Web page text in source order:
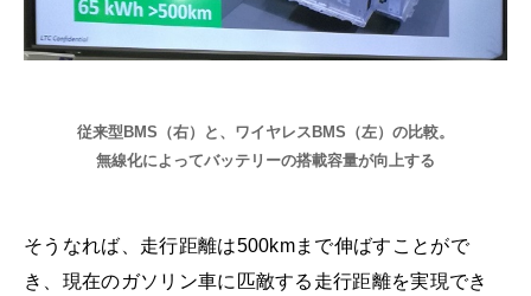
従来型BMS（右）と、ワイヤレスBMS（左）の比較。
無線化によってバッテリーの搭載容量が向上する
そうなれば、走行距離は500kmまで伸ばすことがで
き、現在のガソリン車に匹敵する走行距離を実現でき